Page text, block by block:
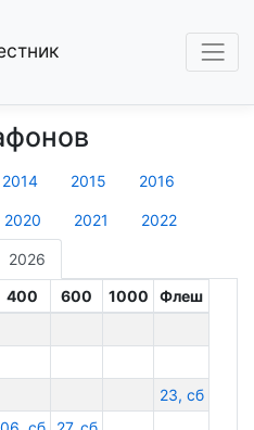
2014 2015 2016
2020 2021 2022
2026
400 600 1000
Флеш
23, сб